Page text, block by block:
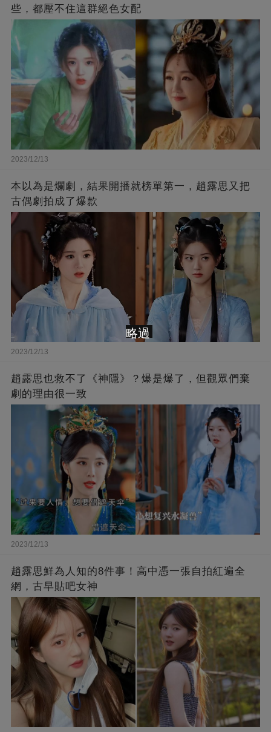
些，都壓不住這群絕色女配
2023/12/13
本以為是爛劇，結果開播就榜單第一，趙露思又把
古偶劇拍成了爆款
2023/12/13
趙露思也救不了《神隱》？爆是爆了，但觀眾們棄
劇的理由很一致
2023/12/13
趙露思鮮為人知的8件事！高中憑一張自拍紅遍全
網，古早貼吧女神
略過